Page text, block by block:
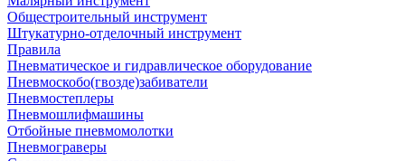
Общестроительный инструмент
Штукатурно-отделочный инструмент
Правила
Пневматическое и гидравлическое оборудование
Пневмоскобо(гвозде)забиватели
Пневмостеплеры
Пневмошлифмашины
Отбойные пневмомолотки
Пневмограверы